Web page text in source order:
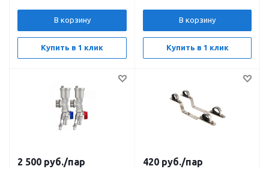
В корзину
Купить в 1 клик
В корзину
Купить в 1 клик
2 500 руб./пар 420 руб./пар